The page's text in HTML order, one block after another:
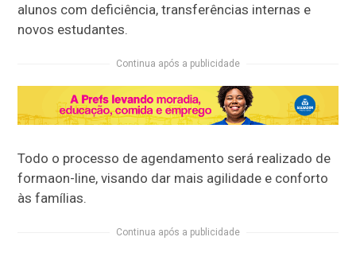
alunos com deficiência, transferências internas e
novos estudantes.
Continua após a publicidade
Todo o processo de agendamento será realizado de
formaon-line, visando dar mais agilidade e conforto
às famílias.
Continua após a publicidade